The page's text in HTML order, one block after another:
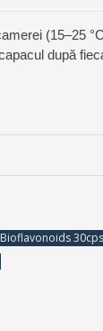
(15–25
după
30cps